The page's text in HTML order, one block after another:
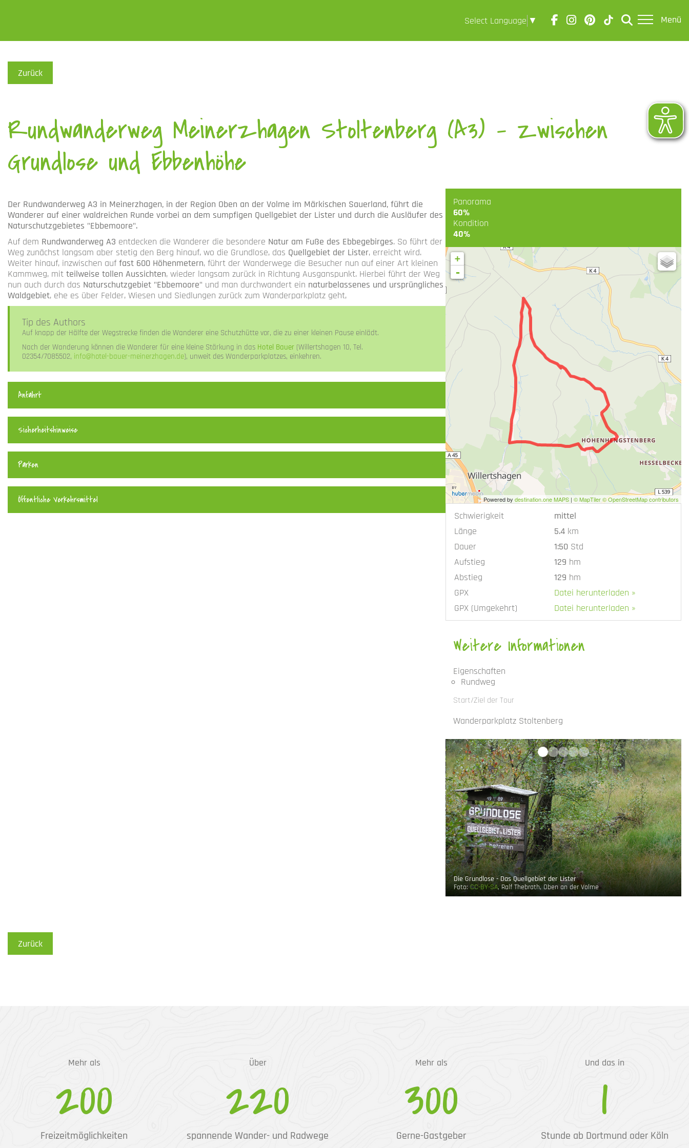
Assistenzsoftware
öffnen.
Tastatur
erreichbar
über
Select Language ▼ Menü
Zurück
Rundwanderweg Meinerzhagen Stoltenberg (A3) - Zwischen
Grundlose und Ebbenhöhe
Der Rundwanderweg A3 in Meinerzhagen, in der Region Oben an der Volme im Märkischen Sauerland, führt die
Wanderer auf einer waldreichen Runde vorbei an dem sumpfigen Quellgebiet der Lister und durch die Ausläufer des
Naturschutzgebietes "Ebbemoore".
Auf dem Rundwanderweg A3 entdecken die Wanderer die besondere Natur am Fuße des Ebbegebirges. So führt der
Weg zunächst langsam aber stetig den Berg hinauf, wo die Grundlose, das Quellgebiet der Lister, erreicht wird.
Weiter hinauf, inzwischen auf fast 600 Höhenmetern, führt der Wanderwege die Besucher nun auf einer Art kleinen
Kammweg, mit teilweise tollen Aussichten, wieder langsam zurück in Richtung Ausganspunkt. Hierbei führt der Weg
nun auch durch das Naturschutzgebiet "Ebbemoore" und man durchwandert ein naturbelassenes und ursprüngliches
Waldgebiet, ehe es über Felder, Wiesen und Siedlungen zurück zum Wanderparkplatz geht,
Tip des Authors
Auf knapp der Hälfte der Wegstrecke finden die Wanderer eine Schutzhütte vor, die zu einer kleinen Pause einlädt.
Nach der Wanderung können die Wanderer für eine kleine Stärkung in das Hotel Bauer (Willertshagen 10, Tel.
02354/7085502, info@hotel-bauer-meinerzhagen.de), unweit des Wanderparkplatzes, einkehren.
Anfahrt
Sicherheitshinweise
Parken
Öffentliche Verkehrsmittel
Panorama
60%
Kondition
40%
+
-
Powered by destination.one MAPS| © MapTiler © OpenStreetMap contributors
Schwierigkeit
mittel
Länge
5.4 km
Dauer
1:50 Std
Aufstieg
129 hm
Abstieg
129 hm
GPX
Datei herunterladen »
GPX (Umgekehrt)
Datei herunterladen »
Weitere Informationen
Eigenschaften
Rundweg
Start/Ziel der Tour
Wanderparkplatz Stoltenberg
Die Grundlose - Das Quellgebiet der Lister
Foto:CC-BY-SA, Ralf Thebrath, Oben an der Volme
Zurück
Mehr als
200
Freizeitmöglichkeiten
Über
220
spannende Wander- und Radwege
Mehr als
300
Gerne-Gastgeber
Und das in
1
Stunde ab Dortmund oder Köln